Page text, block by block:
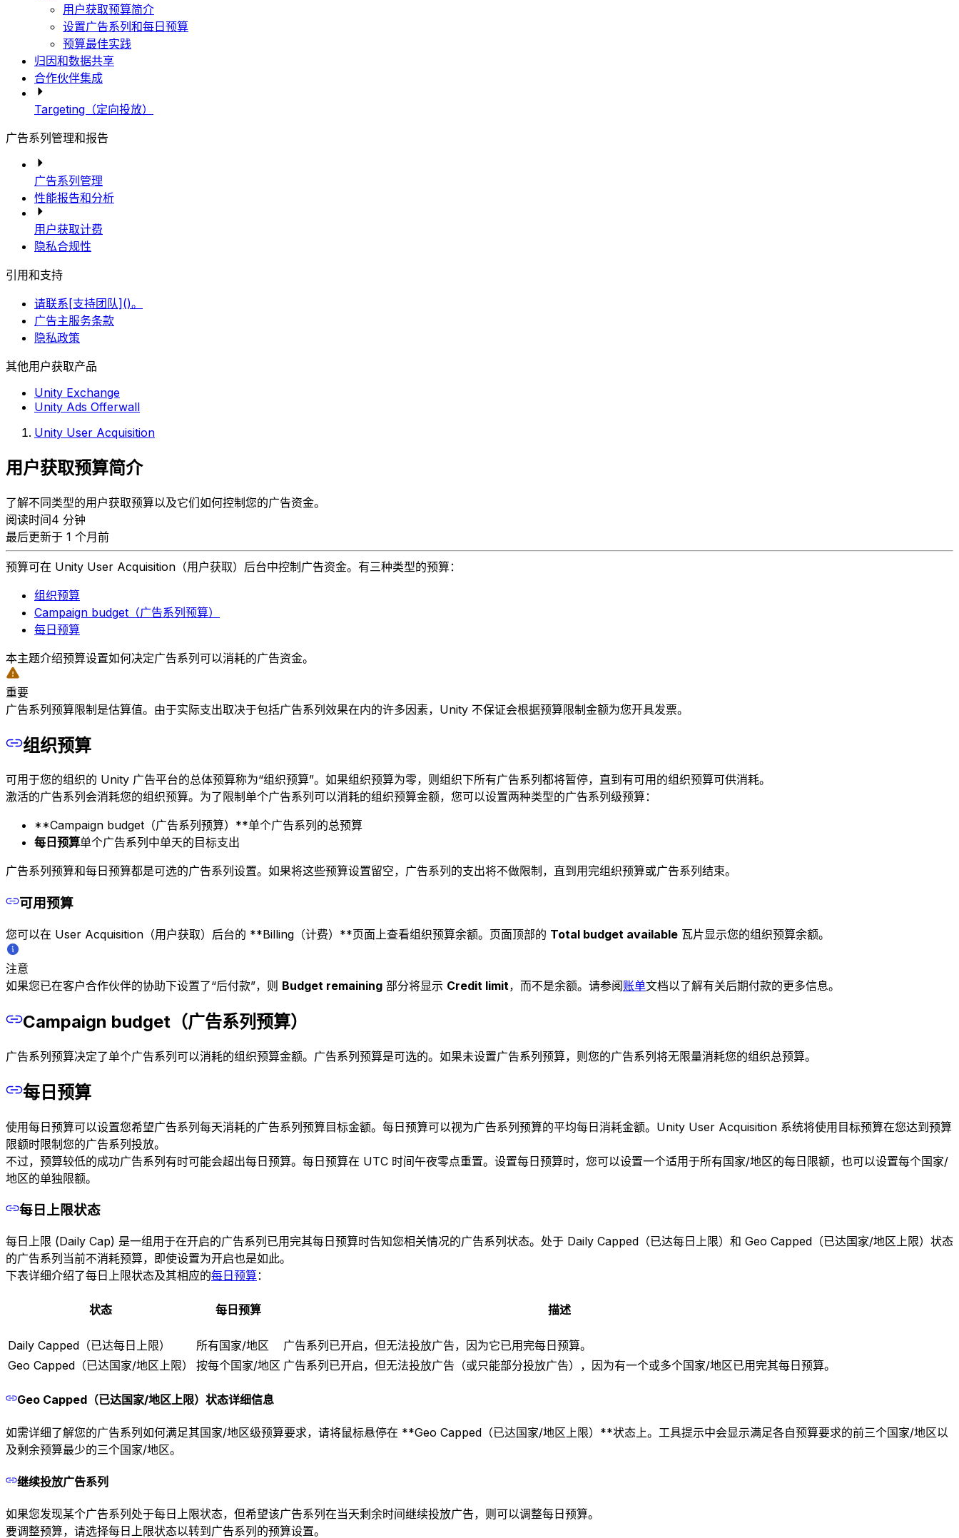
用户获取预算简介
设置广告系列和每日预算
预算最佳实践
归因和数据共享
合作伙伴集成
Targeting（定向投放）
广告系列管理和报告
广告系列管理
性能报告和分析
用户获取计费
隐私合规性
引用和支持
请联系[支持团队]()。
广告主服务条款
隐私政策
其他用户获取产品
Unity Exchange
Unity Ads Offerwall
Unity User Acquisition
用户获取预算简介
了解不同类型的用户获取预算以及它们如何控制您的广告资金。
阅读时间4 分钟
最后更新于 1 个月前
预算可在 Unity User Acquisition（用户获取）后台中控制广告资金。有三种类型的预算：
组织预算
Campaign budget（广告系列预算）
每日预算
本主题介绍预算设置如何决定广告系列可以消耗的广告资金。
重要
广告系列预算限制是估算值。由于实际支出取决于包括广告系列效果在内的许多因素，Unity 不保证会根据预算限制金额为您开具发票。
组织预算
可用于您的组织的 Unity 广告平台的总体预算称为“组织预算”。如果组织预算为零，则组织下所有广告系列都将暂停，直到有可用的组织预算可供消耗。
激活的广告系列会消耗您的组织预算。为了限制单个广告系列可以消耗的组织预算金额，您可以设置两种类型的广告系列级预算：
**Campaign budget（广告系列预算）**单个广告系列的总预算
每日预算单个广告系列中单天的目标支出
广告系列预算和每日预算都是可选的广告系列设置。如果将这些预算设置留空，广告系列的支出将不做限制，直到用完组织预算或广告系列结束。
可用预算
您可以在 User Acquisition（用户获取）后台的 **Billing（计费）**页面上查看组织预算余额。页面顶部的 Total budget available 瓦片显示您的组织预算余额。
注意
如果您已在客户合作伙伴的协助下设置了“后付款”，则 Budget remaining 部分将显示 Credit limit，而不是余额。请参阅账单文档以了解有关后期付款的更多信息。
Campaign budget（广告系列预算）
广告系列预算决定了单个广告系列可以消耗的组织预算金额。广告系列预算是可选的。如果未设置广告系列预算，则您的广告系列将无限量消耗您的组织总预算。
每日预算
使用每日预算可以设置您希望广告系列每天消耗的广告系列预算目标金额。每日预算可以视为广告系列预算的平均每日消耗金额。Unity User Acquisition 系统将使用目标预算在您达到预算
限额时限制您的广告系列投放。
不过，预算较低的成功广告系列有时可能会超出每日预算。每日预算在 UTC 时间午夜零点重置。设置每日预算时，您可以设置一个适用于所有国家/地区的每日限额，也可以设置每个国家/
地区的单独限额。
每日上限状态
每日上限 (Daily Cap) 是一组用于在开启的广告系列已用完其每日预算时告知您相关情况的广告系列状态。处于 Daily Capped（已达每日上限）和 Geo Capped（已达国家/地区上限）状态
的广告系列当前不消耗预算，即使设置为开启也是如此。
下表详细介绍了每日上限状态及其相应的每日预算：
状态 每日预算 描述
Daily Capped（已达每日上限） 所有国家/地区
广告系列已开启，但无法投放广告，因为它已用完每日预算。
Geo Capped（已达国家/地区上限）
按每个国家/地区 广告系列已开启，但无法投放广告（或只能部分投放广告），因为有一个或多个国家/地区已用完其每日预算。
Geo Capped（已达国家/地区上限）状态详细信息
如需详细了解您的广告系列如何满足其国家/地区级预算要求，请将鼠标悬停在 **Geo Capped（已达国家/地区上限）**状态上。工具提示中会显示满足各自预算要求的前三个国家/地区以
及剩余预算最少的三个国家/地区。
继续投放广告系列
如果您发现某个广告系列处于每日上限状态，但希望该广告系列在当天剩余时间继续投放广告，则可以调整每日预算。
要调整预算，请选择每日上限状态以转到广告系列的预算设置。